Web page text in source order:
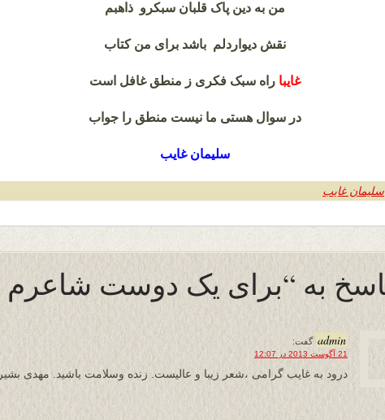
من به دین پاک قلبان سبکرو ذاهبم
نقش دیوار دلم باشد برای من کتاب
غایبا راه سبک فکری ز منطق غافل است
در سوال هستی‌ ما نیست منطق را جواب
سلیمان غایب
سلیمان غایب
admin گفت:
21 آگوست 2013 در 12:07
درود به غایب گرامی ،شعر زیبا و عالیست. زنده وسلامت باشید. مهدی بشیر